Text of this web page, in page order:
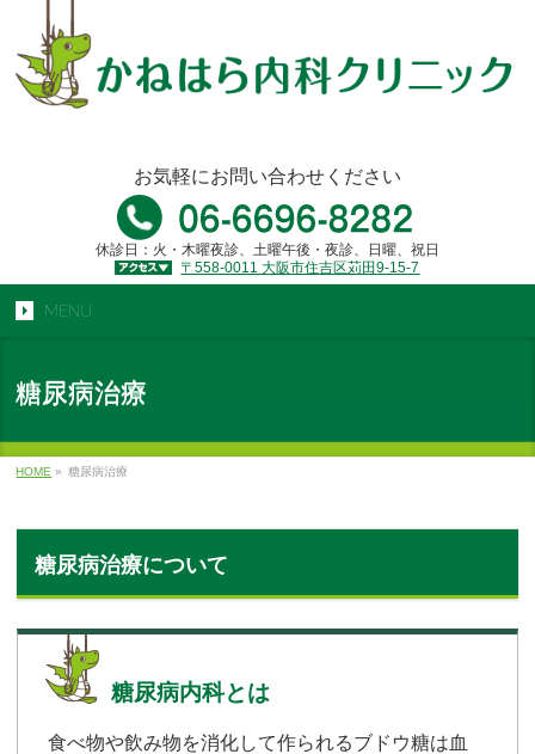
お気軽にお問い合わせください
休診日：火・木曜夜診、土曜午後・夜診、日曜、祝日
〒558-0011 大阪市住吉区苅田9-15-7
MENU
糖尿病治療
HOME » 糖尿病治療
糖尿病治療について
糖尿病内科とは
食べ物や飲み物を消化して作られるブドウ糖は血